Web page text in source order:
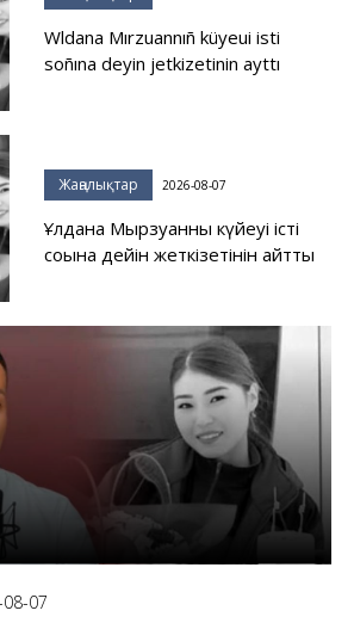
Wldana Mırzuannıñ küyeui isti
soñına deyin jetkizetinin ayttı
Жаңалықтар 2026-08-07
Ұлдана Мырзуанның күйеуі істі
соңына дейін жеткізетінін айтты
07